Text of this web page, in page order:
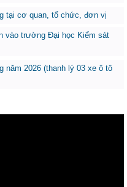
tại cơ quan, tổ chức, đơn vị
vào trường Đại học Kiểm sát
năm 2026 (thanh lý 03 xe ô tô